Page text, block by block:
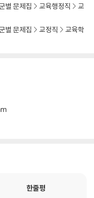
별 문제집 교육행정직
교
별 문제집 교정직
교육학
한줄평